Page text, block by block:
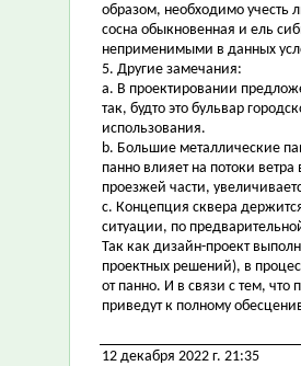
образом, необходимо учесть
сосна обыкновенная и ель
неприменимыми в данных
5. Другие замечания:
a. В проектировании
так, будто это бульвар
использования.
b. Большие металлические
панно влияет на потоки
проезжей части,
c. Концепция сквера
ситуации, по
Так как дизайн-проект
проектных решений), в
от панно. И в связи с тем, что
приведут к полному
12 декабря 2022 г. 21:35